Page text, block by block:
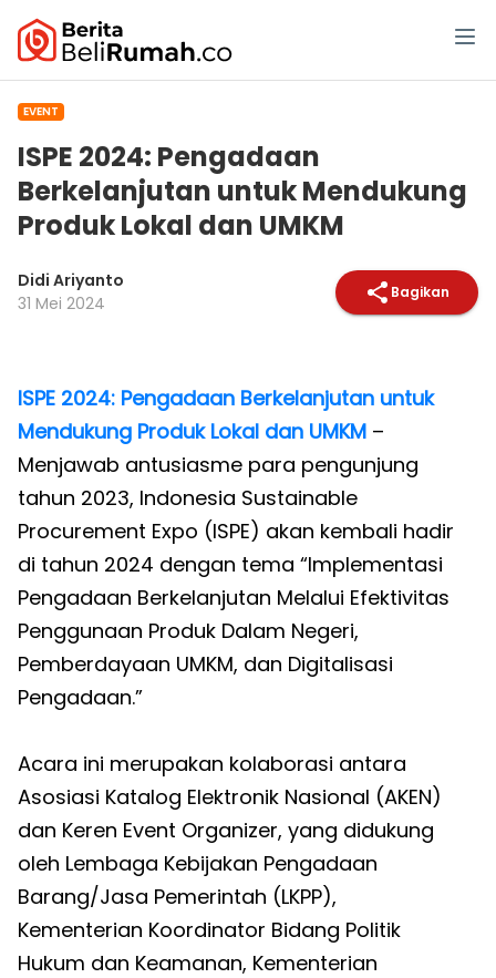
EVENT
ISPE 2024: Pengadaan
Berkelanjutan untuk Mendukung
Produk Lokal dan UMKM
Didi Ariyanto
31 Mei 2024
Bagikan
ISPE 2024: Pengadaan Berkelanjutan untuk
Mendukung Produk Lokal dan UMKM –
Menjawab antusiasme para pengunjung
tahun 2023, Indonesia Sustainable
Procurement Expo (ISPE) akan kembali hadir
di tahun 2024 dengan tema “Implementasi
Pengadaan Berkelanjutan Melalui Efektivitas
Penggunaan Produk Dalam Negeri,
Pemberdayaan UMKM, dan Digitalisasi
Pengadaan.”
Acara ini merupakan kolaborasi antara
Asosiasi Katalog Elektronik Nasional (AKEN)
dan Keren Event Organizer, yang didukung
oleh Lembaga Kebijakan Pengadaan
Barang/Jasa Pemerintah (LKPP),
Kementerian Koordinator Bidang Politik
Hukum dan Keamanan, Kementerian